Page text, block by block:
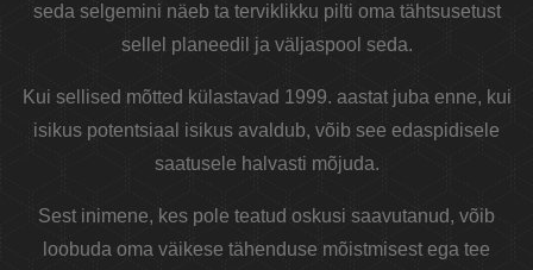
seda selgemini näeb ta terviklikku pilti oma tähtsusetust
sellel planeedil ja väljaspool seda.
Kui sellised mõtted külastavad 1999. aastat juba enne, kui
isikus potentsiaal isikus avaldub, võib see edaspidisele
saatusele halvasti mõjuda.
Sest inimene, kes pole teatud oskusi saavutanud, võib
loobuda oma väikese tähenduse mõistmisest ega tee